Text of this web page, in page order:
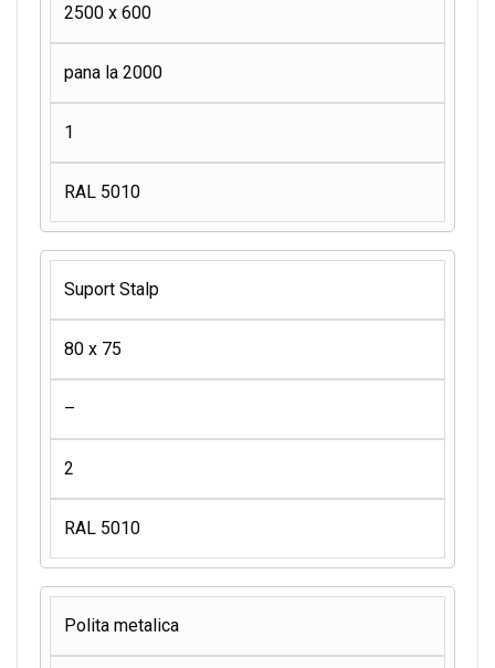
2500 x 600
pana la 2000
1
RAL 5010
Suport Stalp
80 x 75
–
2
RAL 5010
Polita metalica